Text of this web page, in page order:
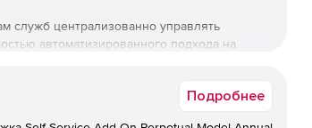
служб централизованно управлять
автоматизированного подхода на
демонстрировать клиентам, что их
Подробнее